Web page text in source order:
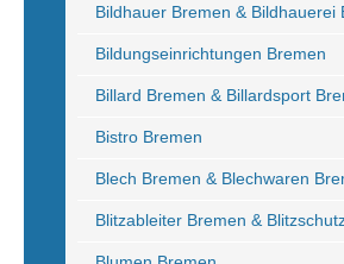
Bildhauer Bremen & Bildhauerei
Bildungseinrichtungen Bremen
Billard Bremen & Billardsport
Bistro Bremen
Blech Bremen & Blechwaren
Blitzableiter Bremen &